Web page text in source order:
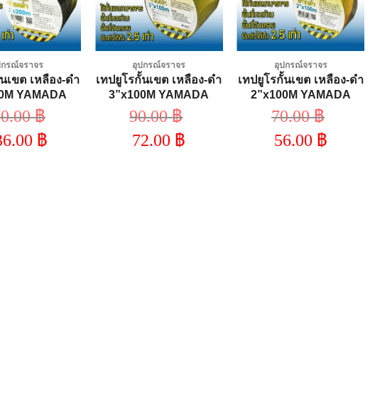
รณ์จราจร
เขต เหลือง-ดำ
YAMADA
฿
Original
price฿
อุปกรณ์จราจร
เทปยูโรกั้นเขต เหลือง-ดำ
3”x100M YAMADA
90.00฿
Original
price
72.00 ฿
อุปกรณ์จราจร
เทปยูโรกั้นเขต เหลือง-ดำ
2”x100M YAMADA
70.00฿
Original
price
56.00 ฿